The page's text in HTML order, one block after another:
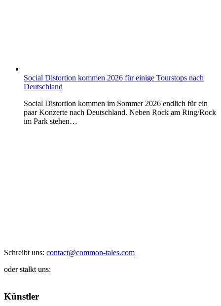
Social Distortion kommen 2026 für einige Tourstops nach
Deutschland
Social Distortion kommen im Sommer 2026 endlich für ein
paar Konzerte nach Deutschland. Neben Rock am Ring/Rock
im Park stehen…
Schreibt uns: contact@common-tales.com
oder stalkt uns:
Künstler